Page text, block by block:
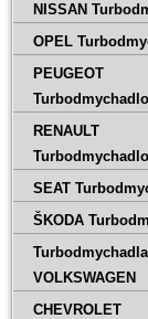
NISSAN
OPEL
PEUGEOT
Turbodmychadlo
RENAULT
Turbodmychadlo
SEAT
ŠKODA
Turbodmychadla
VOLKSWAGEN
CHEVROLET